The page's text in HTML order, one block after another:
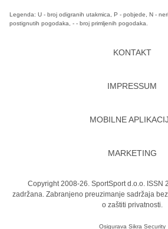
Legenda: U - broj odigranih utakmica, P - pobjede, N -
postignutih pogodaka, - - broj primljenih pogodaka.
KONTAKT
IMPRESSUM
MOBILNE
MARKETING
Copyright 2008-26. SportSport d.o.o. ISSN
zadržana. Zabranjeno preuzimanje sadržaja
o zaštiti privatnosti.
Osigurava Sikra Security